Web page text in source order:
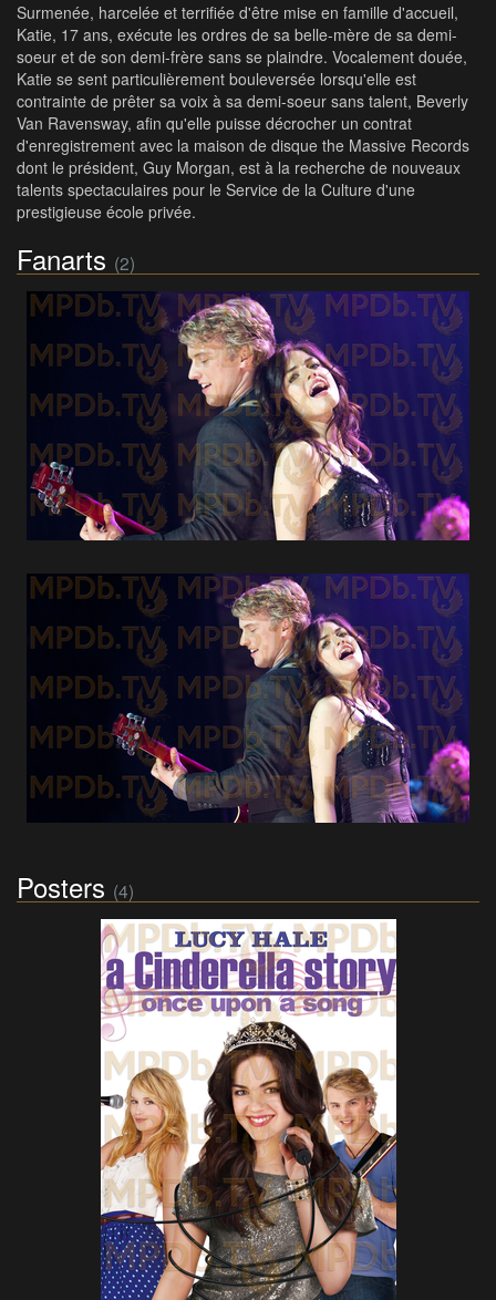
Surmenée, harcelée et terrifiée d'être mise en famille d'accueil,
Katie, 17 ans, exécute les ordres de sa belle-mère de sa demi-
soeur et de son demi-frère sans se plaindre. Vocalement douée,
Katie se sent particulièrement bouleversée lorsqu'elle est
contrainte de prêter sa voix à sa demi-soeur sans talent, Beverly
Van Ravensway, afin qu'elle puisse décrocher un contrat
d'enregistrement avec la maison de disque the Massive Records
dont le président, Guy Morgan, est à la recherche de nouveaux
talents spectaculaires pour le Service de la Culture d'une
prestigieuse école privée.
Fanarts (2)
Posters (4)